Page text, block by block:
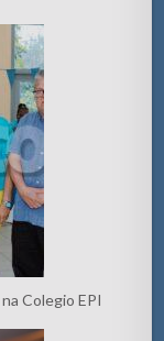
Colegio EPI